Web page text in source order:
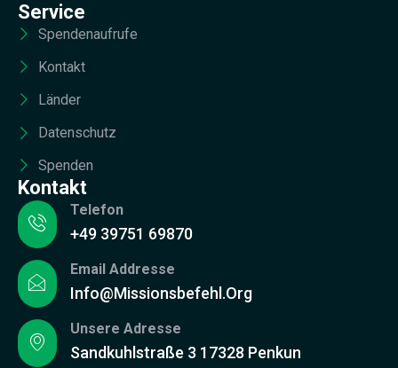
Service
Spendenaufrufe
Kontakt
Länder
Datenschutz
Spenden
Kontakt
Telefon
+49 39751 69870
Email Addresse
Info@missionsbefehl.org
Unsere Adresse
Sandkuhlstraße 3 17328 Penkun